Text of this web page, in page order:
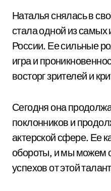
Наталья снялась в
стала одной из самых
России. Ее сильные
игра и
восторг зрителей и
Сегодня она
поклонников и
актерской сфере. Ее
обороты, и мы можем
успехов от этой